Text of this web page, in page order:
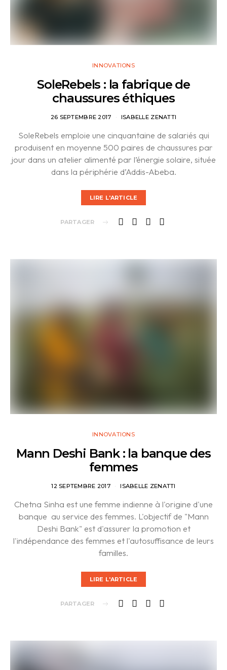
INNOVATIONS
SoleRebels : la fabrique de
chaussures éthiques
26 SEPTEMBRE 2017 ISABELLE ZENATTI
SoleRebels emploie une cinquantaine de salariés qui
produisent en moyenne 500 paires de chaussures par
jour dans un atelier alimenté par l’énergie solaire, située
dans la périphérie d’Addis-Abeba.
LIRE L'ARTICLE
PARTAGER
INNOVATIONS
Mann Deshi Bank : la banque des
femmes
12 SEPTEMBRE 2017 ISABELLE ZENATTI
Chetna Sinha est une femme indienne à l'origine d'une
banque au service des femmes. L'objectif de "Mann
Deshi Bank" est d'assurer la promotion et
l'indépendance des femmes et l'autosuffisance de leurs
familles.
LIRE L'ARTICLE
PARTAGER